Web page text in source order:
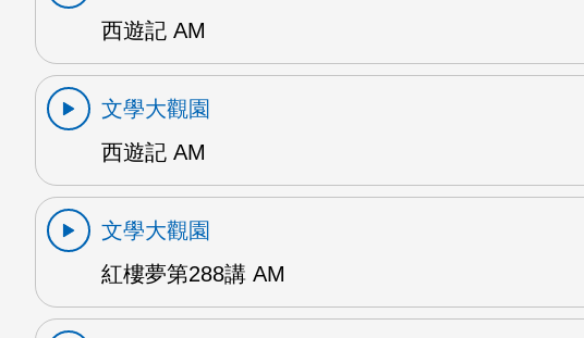
西遊記 AM
文學大觀園
西遊記 AM
文學大觀園
紅樓夢第288講 AM